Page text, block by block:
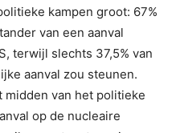
kampen groot: 67%
van een aanval
terwijl slechts 37,5% van
aanval zou steunen.
midden van het politieke
op de nucleaire